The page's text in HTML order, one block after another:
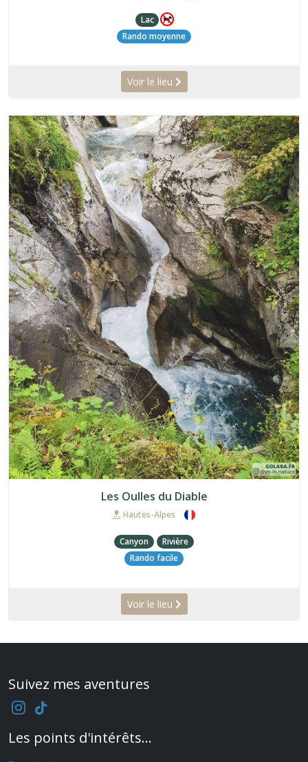
Lac
Rando moyenne
Voir le lieu
Précédent
Les Oulles du Diable
Hautes-Alpes
Canyon
Rivière
Rando facile
Voir le lieu
Suivez mes aventures
Les points d'intérêts...